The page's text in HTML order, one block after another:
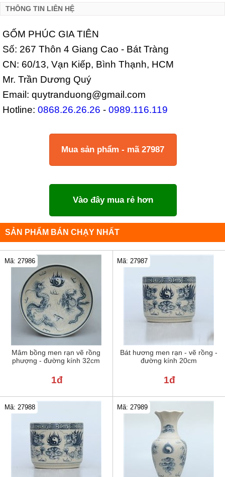
THÔNG TIN LIÊN HỆ
GỐM PHÚC GIA TIÊN
Số: 267 Thôn 4 Giang Cao - Bát Tràng
CN: 60/13, Vạn Kiếp, Bình Thạnh, HCM
Mr. Trần Dương Quý
Email: quytranduong@gmail.com
Hotline: 0868.26.26.26 - 0989.116.119
Mua sản phẩm - mã 27987
Vào đây mua rẻ hơn
SẢN PHẨM BÁN CHẠY NHẤT
Mâm bồng men rạn vẽ rồng
phượng - đường kính 32cm
Mã: 27986
1đ
Bát hương men rạn - vẽ rồng -
đường kính 20cm
Mã: 27987
1đ
Mã: 27988 Mã: 27989